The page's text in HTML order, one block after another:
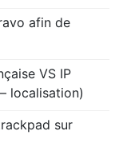
afin de
VS IP
localisation)
sur